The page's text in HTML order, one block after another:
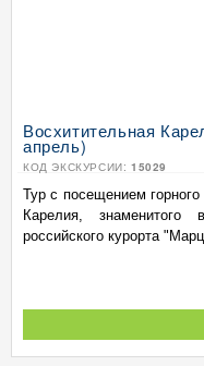
Восхитительная
апрель)
КОД ЭКСКУРСИИ: 15029
Тур с посещением
Карелия,
российского курорта